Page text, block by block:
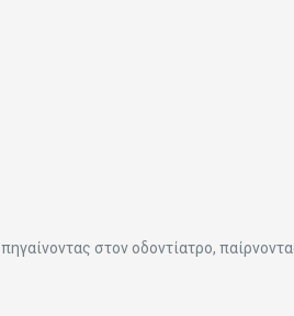
στον οδοντίατρο,